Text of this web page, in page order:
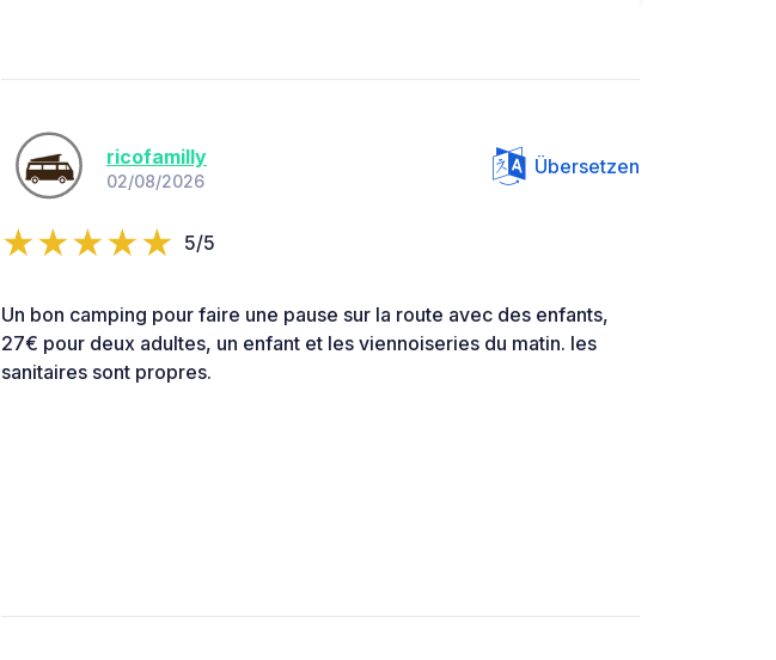
ricofamilly
02/08/2026
Übersetzen
5/5
Un bon camping pour faire une pause sur la route avec des enfants,
27€ pour deux adultes, un enfant et les viennoiseries du matin. les
sanitaires sont propres.